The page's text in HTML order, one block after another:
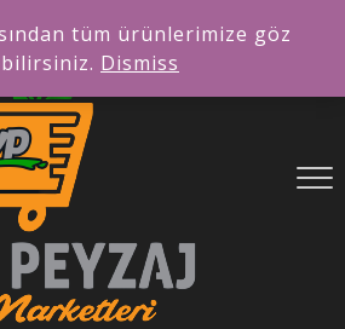
tüm ürünlerimize göz
Dismiss